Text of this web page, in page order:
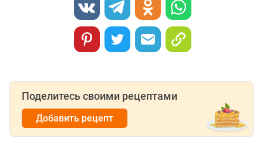
Поделитесь своими рецептами
Добавить рецепт